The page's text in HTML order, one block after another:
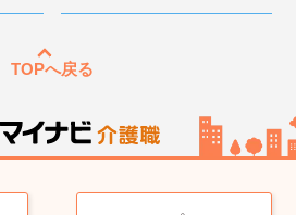
TOPへ戻る